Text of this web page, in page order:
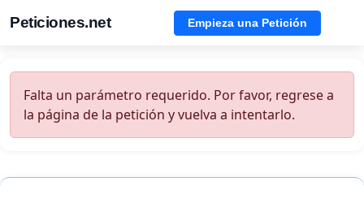
Peticiones.net Empieza una Petición
Falta un parámetro requerido. Por favor, regrese a
la página de la petición y vuelva a intentarlo.